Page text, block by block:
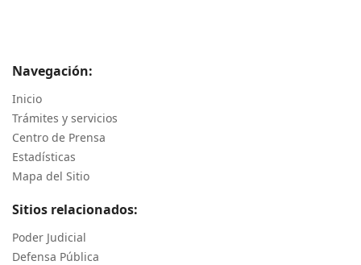
Navegación:
Inicio
Trámites y servicios
Centro de Prensa
Estadísticas
Mapa del Sitio
Sitios relacionados:
Poder Judicial
Defensa Pública